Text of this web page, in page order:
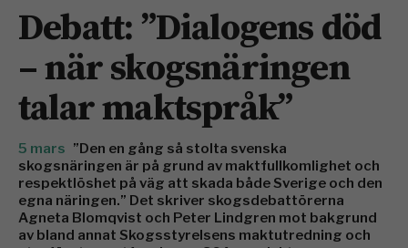
Debatt: ”Dialogens död
– när skogsnäringen
talar maktspråk”
5 mars ”Den en gång så stolta svenska
skogsnäringen är på grund av maktfullkomlighet och
respektlöshet på väg att skada både Sverige och den
egna näringen.” Det skriver skogsdebattörerna
Agneta Blomqvist och Peter Lindgren mot bakgrund
av bland annat Skogsstyrelsens maktutredning och